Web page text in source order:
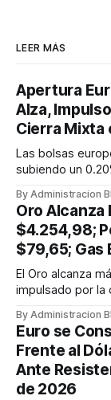
LEER MÁS
Apertura
Alza,
Cierra Mixta
Las bolsas
subiendo un
la actividad en la
el Hang Seng
que...
By Administracion
Oro Alcanza
$4.254,98;
$79,65; Gas
El Oro alcanza
impulsado por la
WTI en $75,78,
Natural europeo
By Administracion
Euro se
Frente al
Ante
de 2026